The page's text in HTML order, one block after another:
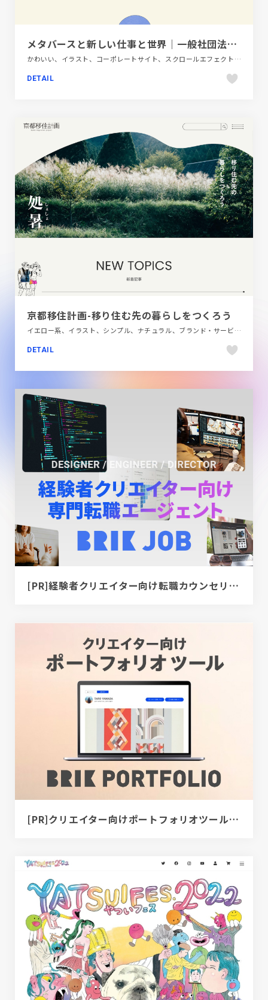
メタバースと新しい仕事と世界｜一般社団法人Metaverse-Japan
かわいい、イラスト、コーポレートサイト、スクロールエフェクト、テクノロジー・サイエンス、ベージュ・ゴールド系、ポップ
DETAIL
京都移住計画-移り住む先の暮らしをつくろう
イエロー系、イラスト、シンプル、ナチュラル、ブランド・サービスサイト、ブルー系、ホワイト系、ポップ、地域・団体・活動、第一次産業・SDGs・地方創生
DETAIL
[PR]経験者クリエイター向け転職カウンセリング｜デザイナー / ディレクター / エンジニア
[PR]クリエイター向けポートフォリオツール｜BRIK PORTFOLIO